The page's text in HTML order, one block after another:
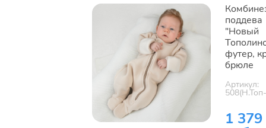
поддева
"Новый
футер,
брюле
Артикул:
1 379